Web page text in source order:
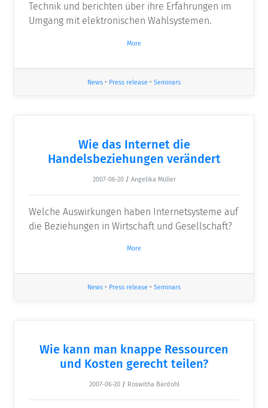
Technik und berichten über ihre Erfahrungen im
Umgang mit elektronischen Wahlsystemen.
More
News • Press release • Seminars
Wie das Internet die
Handelsbeziehungen verändert
2007-06-20 / Angelika Müller
Welche Auswirkungen haben Internetsysteme auf
die Beziehungen in Wirtschaft und Gesellschaft?
More
News • Press release • Seminars
Wie kann man knappe Ressourcen
und Kosten gerecht teilen?
2007-06-20 / Roswitha Bardohl